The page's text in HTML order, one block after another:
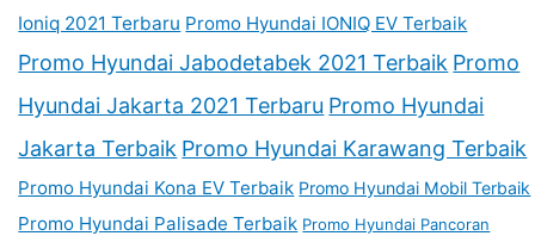
Ioniq 2021 Terbaru Promo Hyundai IONIQ EV Terbaik
Promo Hyundai Jabodetabek 2021 Terbaik Promo
Hyundai Jakarta 2021 Terbaru Promo Hyundai
Jakarta Terbaik Promo Hyundai Karawang Terbaik
Promo Hyundai Kona EV Terbaik Promo Hyundai Mobil Terbaik
Promo Hyundai Palisade Terbaik Promo Hyundai Pancoran